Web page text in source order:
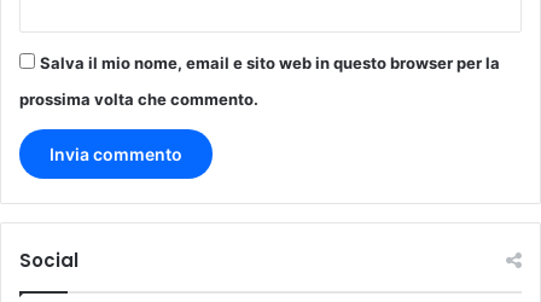
i
c
l
a
u
Salva il mio nome, email e sito web in questo browser per la
prossima volta che commento.
Social